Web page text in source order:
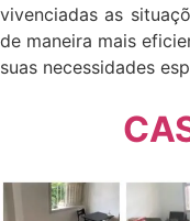
vivenciadas as
de maneira mais
suas necessidades